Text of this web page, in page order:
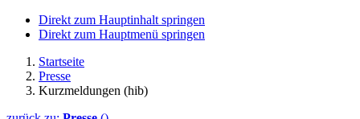
Direkt zum Hauptinhalt springen
Direkt zum Hauptmenü springen
Startseite
Presse
Kurzmeldungen (hib)